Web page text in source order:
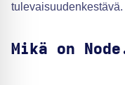
tulevaisuudenkestävä.
Mikä on